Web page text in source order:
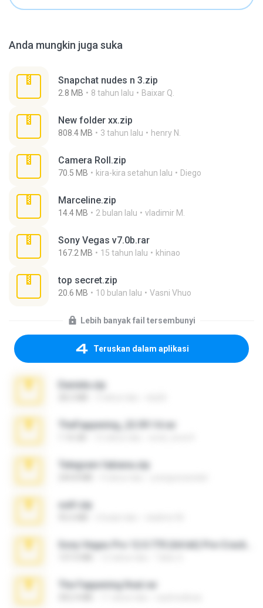
Anda mungkin juga suka
Snapchat nudes n 3.zip
2.8 MB 8 tahun lalu Baixar Q.
New folder xx.zip
808.4 MB 3 tahun lalu henry N.
Camera Roll.zip
70.5 MB kira-kira setahun lalu Diego
Marceline.zip
14.4 MB 2 bulan lalu vladimir M.
Sony Vegas v7.0b.rar
167.2 MB 15 tahun lalu khinao
top secret.zip
20.6 MB 10 bulan lalu Vasni Vhuo
Lebih banyak fail tersembunyi
Teruskan dalam aplikasi
Daniela.zip
TheFappening_22.09.14.rar
Telegram fabiana.zip
ouh!.zip
The Fappening final.rar